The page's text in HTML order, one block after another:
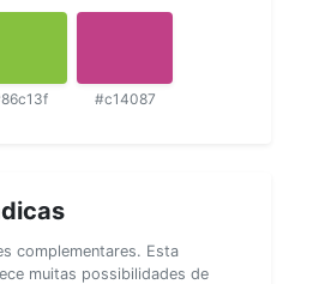
#c14087
complementares. Esta
muitas possibilidades de